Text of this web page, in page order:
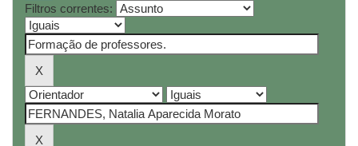
Filtros correntes: